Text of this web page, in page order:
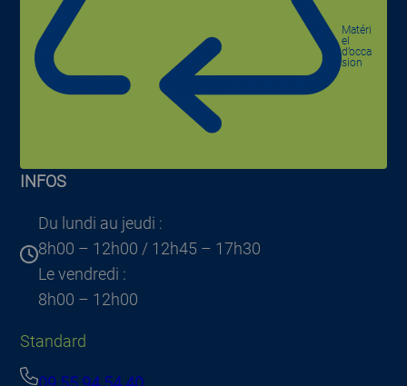
Matéri
el
d’occa
sion
INFOS
Du lundi au jeudi :
8h00 – 12h00 / 12h45 – 17h30
Le vendredi :
8h00 – 12h00
Standard